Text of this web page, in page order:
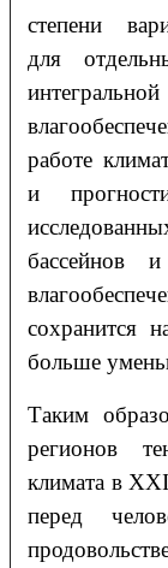
степени
для
работе
и
бассейнов
сохранится
больше
Таким
регионов
климата в
перед